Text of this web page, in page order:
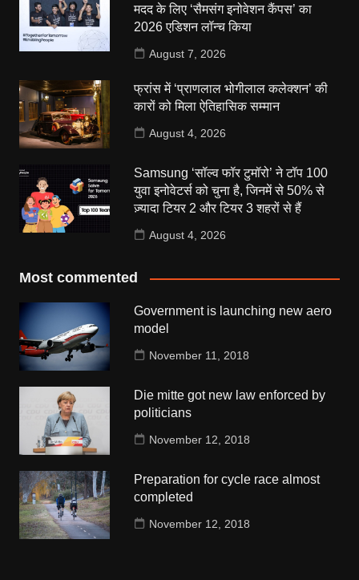
मदद के लिए ‘सैमसंग इनोवेशन कैंपस’ का
2026 एडिशन लॉन्च किया
August 7, 2026
फ्रांस में ‘प्राणलाल भोगीलाल कलेक्शन’ की
कारों को मिला ऐतिहासिक सम्मान
August 4, 2026
Samsung ‘सॉल्व फॉर टुमॉरो’ ने टॉप 100
युवा इनोवेटर्स को चुना है, जिनमें से 50% से
ज़्यादा टियर 2 और टियर 3 शहरों से हैं
August 4, 2026
Most commented
Government is launching new aero
model
November 11, 2018
Die mitte got new law enforced by
politicians
November 12, 2018
Preparation for cycle race almost
completed
November 12, 2018